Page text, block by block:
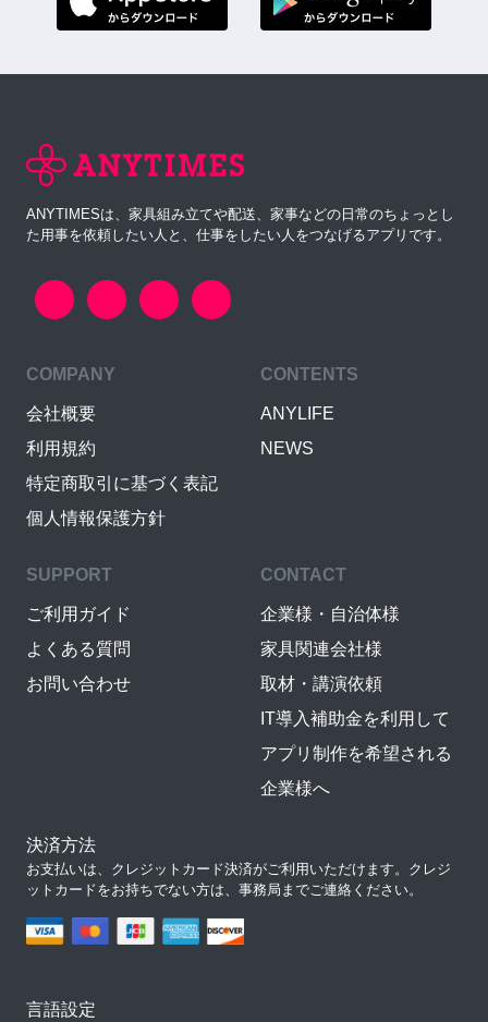
ANYTIMESは、家具組み立てや配送、家事などの日常のちょっとし
た用事を依頼したい人と、仕事をしたい人をつなげるアプリです。
COMPANY
会社概要
利用規約
特定商取引に基づく表記
個人情報保護方針
CONTENTS
ANYLIFE
NEWS
SUPPORT
ご利用ガイド
よくある質問
お問い合わせ
CONTACT
企業様・自治体様
家具関連会社様
取材・講演依頼
IT導入補助金を利用して
アプリ制作を希望される
企業様へ
決済方法
お支払いは、クレジットカード決済がご利用いただけます。クレジ
ットカードをお持ちでない方は、事務局までご連絡ください。
言語設定